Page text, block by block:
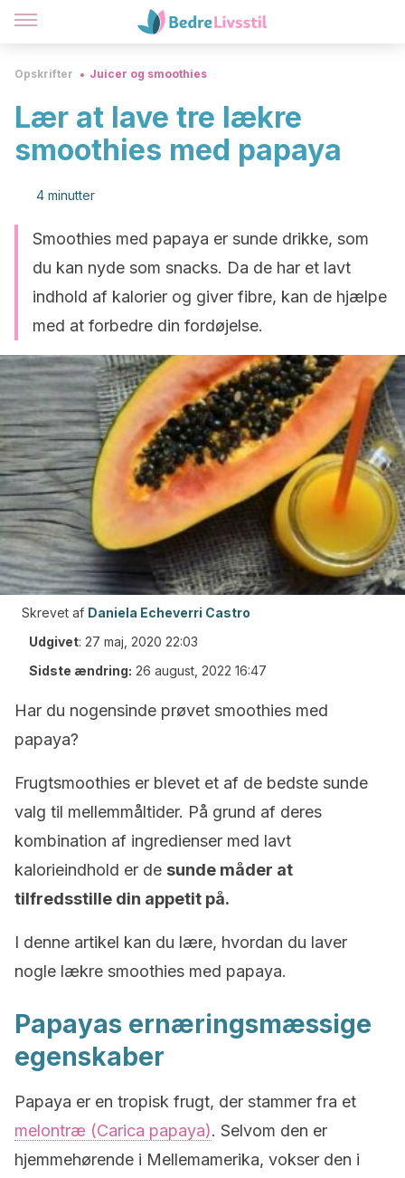
Opskrifter Juicer og smoothies
Lær at lave tre lækre
smoothies med papaya
4 minutter
Smoothies med papaya er sunde drikke, som
du kan nyde som snacks. Da de har et lavt
indhold af kalorier og giver fibre, kan de hjælpe
med at forbedre din fordøjelse.
Skrevet af Daniela Echeverri Castro
Udgivet: 27 maj, 2020 22:03
Sidste ændring: 26 august, 2022 16:47
Har du nogensinde prøvet smoothies med
papaya?
Frugtsmoothies er blevet et af de bedste sunde
valg til mellemmåltider. På grund af deres
kombination af ingredienser med lavt
kalorieindhold er de sunde måder at
tilfredsstille din appetit på.
I denne artikel kan du lære, hvordan du laver
nogle lækre smoothies med papaya.
Papayas ernæringsmæssige
egenskaber
Papaya er en tropisk frugt, der stammer fra et
melontræ (Carica papaya). Selvom den er
hjemmehørende i Mellemamerika, vokser den i